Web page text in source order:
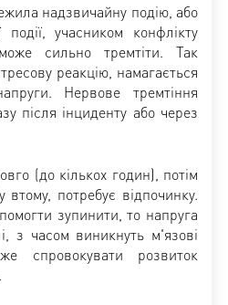
надзвичайну подію, або
події, учасником конфлікту
сильно тремтіти. Так
реакцію, намагається
Нервове тремтіння
після інциденту або через
(до кількох годин), потім
потребує відпочинку.
зупинити, то напруга
з часом виникнуть м'язові
спровокувати розвиток